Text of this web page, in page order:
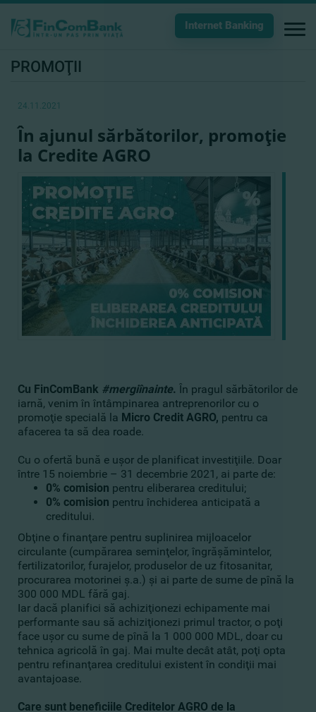
Internet Banking
PROMOŢII
24.11.2021
În ajunul sărbătorilor, promoţie
la Credite AGRO
Cu FinComBank #mergiînainte. În pragul sărbătorilor de
iarnă, venim în întâmpinarea antreprenorilor cu o
promoţie specială la Micro Credit AGRO, pentru ca
afacerea ta să dea roade.
Cu o ofertă bună e uşor de planificat investiţiile. Doar
între 15 noiembrie – 31 decembrie 2021, ai parte de:
0% comision pentru eliberarea creditului;
0% comision pentru închiderea anticipată a
creditului.
Obţine o finanţare pentru suplinirea mijloacelor
circulante (cumpărarea seminţelor, îngrăşămintelor,
fertilizatorilor, furajelor, produselor de uz fitosanitar,
procurarea motorinei ş.a.) şi ai parte de sume de pînă la
300 000 MDL fără gaj.
Iar dacă planifici să achiziţionezi echipamente mai
performante sau să achiziţionezi primul tractor, o poţi
face uşor cu sume de pînă la 1 000 000 MDL, doar cu
tehnica agricolă în gaj. Mai multe decât atât, poţi opta
pentru refinanţarea creditului existent în condiţii mai
avantajoase.
Care sunt beneficiile Creditelor AGRO de la